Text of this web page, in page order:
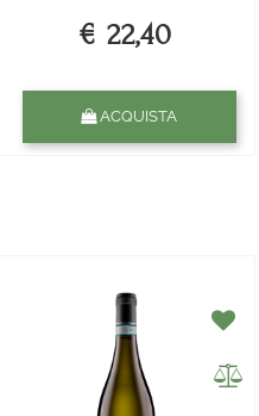
€ 22,40
ACQUISTA